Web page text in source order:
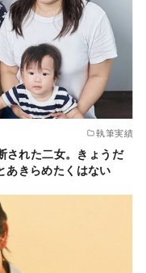
執筆実績
された二女。きょうだ
あきらめたくはない